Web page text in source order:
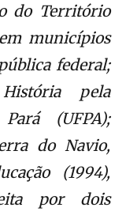
do Território
municípios
federal;
pela
(UFPA);
do Navio,
(1994),
por dois